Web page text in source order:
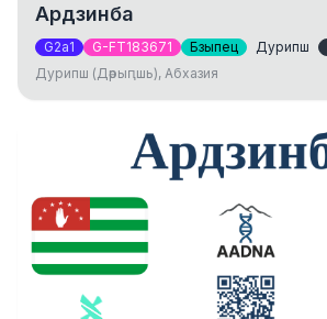
Ардзинба
G2a1 G-FT183671 Бзыпец Дурипш
Дурипш (Дәрыԥшь), Абхазия